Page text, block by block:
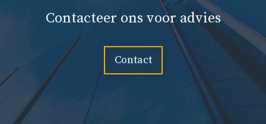
Contacteer ons voor advies
Contact